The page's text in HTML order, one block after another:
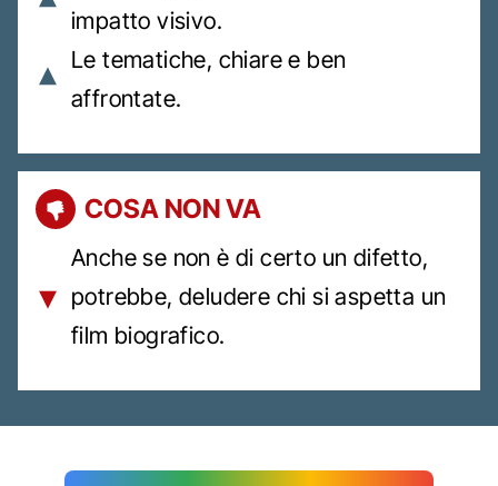
impatto visivo.
Le tematiche, chiare e ben
affrontate.
COSA NON VA
Anche se non è di certo un difetto,
potrebbe, deludere chi si aspetta un
film biografico.